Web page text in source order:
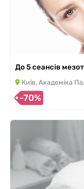
До 5 сеансів
Київ, Академіка
-70%